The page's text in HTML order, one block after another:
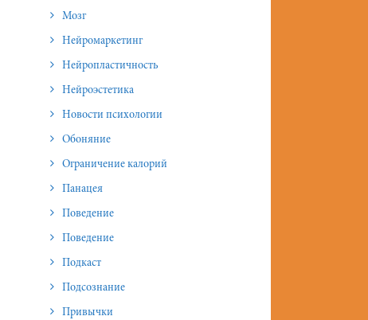
Мозг
Нейромаркетинг
Нейропластичность
Нейроэстетика
Новости психологии
Обоняние
Ограничение калорий
Панацея
Поведение
Поведение
Подкаст
Подсознание
Привычки